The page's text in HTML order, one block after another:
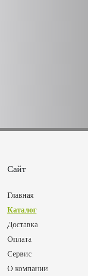
Сайт
Главная
Каталог
Доставка
Оплата
Сервис
О компании